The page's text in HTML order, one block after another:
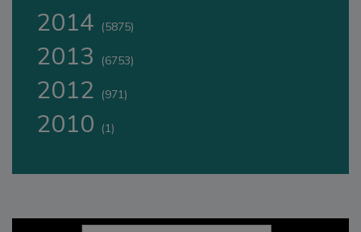
2014 (5875)
2013 (6753)
2012 (971)
2010 (1)